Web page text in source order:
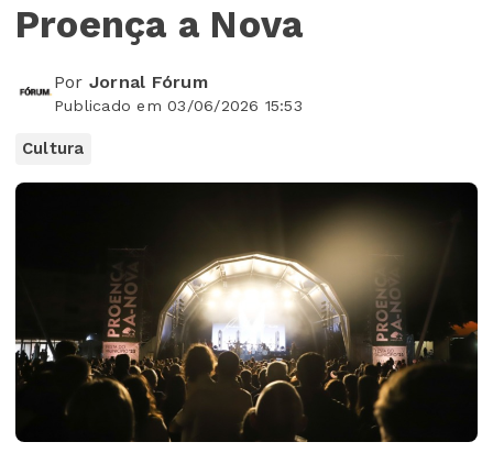
Proença a Nova
Por Jornal Fórum
Publicado em 03/06/2026 15:53
Cultura